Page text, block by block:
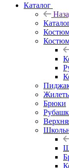
Каталог
Брюки